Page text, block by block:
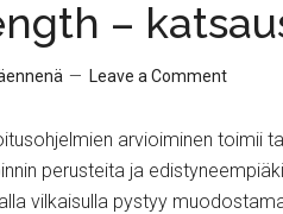
–
Leave a Comment
arvioiminen toimii
perusteita ja
vilkaisulla pystyy